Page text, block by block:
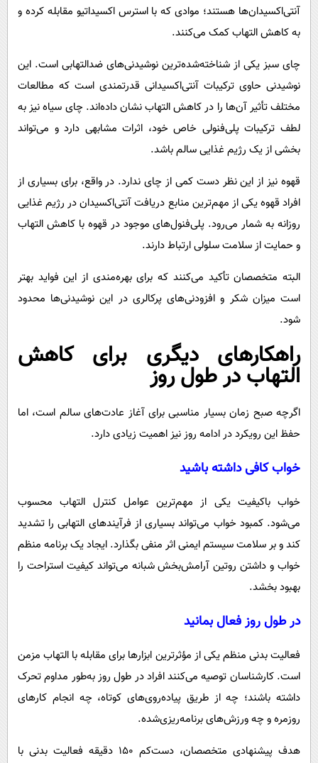
آنتی‌اکسیدان‌ها هستند؛ موادی که با استرس اکسیداتیو مقابله کرده و
به کاهش التهاب کمک می‌کنند.
چای سبز یکی از شناخته‌شده‌ترین نوشیدنی‌های ضدالتهابی است. این
نوشیدنی حاوی ترکیبات آنتی‌اکسیدانی قدرتمندی است که مطالعات
مختلف تأثیر آن‌ها را در کاهش التهاب نشان داده‌اند. چای سیاه نیز به
لطف ترکیبات پلی‌فنولی خاص خود، اثرات مشابهی دارد و می‌تواند
بخشی از یک رژیم غذایی سالم باشد.
قهوه نیز از این نظر دست کمی از چای ندارد. در واقع، برای بسیاری از
افراد قهوه یکی از مهم‌ترین منابع دریافت آنتی‌اکسیدان در رژیم غذایی
روزانه به شمار می‌رود. پلی‌فنول‌های موجود در قهوه با کاهش التهاب
و حمایت از سلامت سلولی ارتباط دارند.
البته متخصصان تأکید می‌کنند که برای بهره‌مندی از این فواید بهتر
است میزان شکر و افزودنی‌های پرکالری در این نوشیدنی‌ها محدود
شود.
راهکارهای دیگری برای کاهش
التهاب در طول روز
اگرچه صبح زمان بسیار مناسبی برای آغاز عادت‌های سالم است، اما
حفظ این رویکرد در ادامه روز نیز اهمیت زیادی دارد.
خواب کافی داشته باشید
خواب باکیفیت یکی از مهم‌ترین عوامل کنترل التهاب محسوب
می‌شود. کمبود خواب می‌تواند بسیاری از فرآیندهای التهابی را تشدید
کند و بر سلامت سیستم ایمنی اثر منفی بگذارد. ایجاد یک برنامه منظم
خواب و داشتن روتین آرامش‌بخش شبانه می‌تواند کیفیت استراحت را
بهبود بخشد.
در طول روز فعال بمانید
فعالیت بدنی منظم یکی از مؤثرترین ابزارها برای مقابله با التهاب مزمن
است. کارشناسان توصیه می‌کنند افراد در طول روز به‌طور مداوم تحرک
داشته باشند؛ چه از طریق پیاده‌روی‌های کوتاه، چه انجام کارهای
روزمره و چه ورزش‌های برنامه‌ریزی‌شده.
هدف پیشنهادی متخصصان، دست‌کم ۱۵۰ دقیقه فعالیت بدنی با